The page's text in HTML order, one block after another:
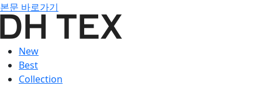
본문 바로가기
New
Best
Collection